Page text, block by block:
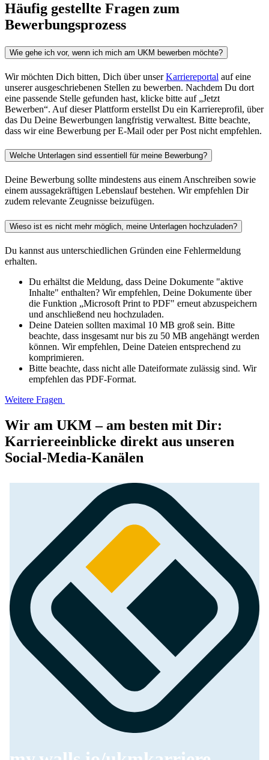
Häufig gestellte Fragen zum
Bewerbungsprozess
Wie gehe ich vor, wenn ich mich am UKM bewerben möchte?
Wir möchten Dich bitten, Dich über unserKarriereportal auf eine
unserer ausgeschriebenen Stellen zu bewerben. Nachdem Du dort
eine passende Stelle gefunden hast, klicke bitte auf „Jetzt
Bewerben“. Auf dieser Plattform erstellst Du ein Karriereprofil, über
das Du Deine Bewerbungen langfristig verwaltest. Bitte beachte,
dass wir eine Bewerbung per E-Mail oder per Post nicht empfehlen.
Welche Unterlagen sind essentiell für meine Bewerbung?
Deine Bewerbung sollte mindestens aus einem Anschreiben sowie
einem aussagekräftigen Lebenslauf bestehen. Wir empfehlen Dir
zudem relevante Zeugnisse beizufügen.
Wieso ist es nicht mehr möglich, meine Unterlagen hochzuladen?
Du kannst aus unterschiedlichen Gründen eine Fehlermeldung
erhalten.
Du erhältst die Meldung, dass Deine Dokumente "aktive
Inhalte" enthalten? Wir empfehlen, Deine Dokumente über
die Funktion „Microsoft Print to PDF" erneut abzuspeichern
und anschließend neu hochzuladen.
Deine Dateien sollten maximal 10 MB groß sein. Bitte
beachte, dass insgesamt nur bis zu 50 MB angehängt werden
können. Wir empfehlen, Deine Dateien entsprechend zu
komprimieren.
Bitte beachte, dass nicht alle Dateiformate zulässig sind. Wir
empfehlen das PDF-Format.
Weitere Fragen
Wir am UKM – am besten mit Dir:
Karriereeinblicke direkt aus unseren
Social-Media-Kanälen